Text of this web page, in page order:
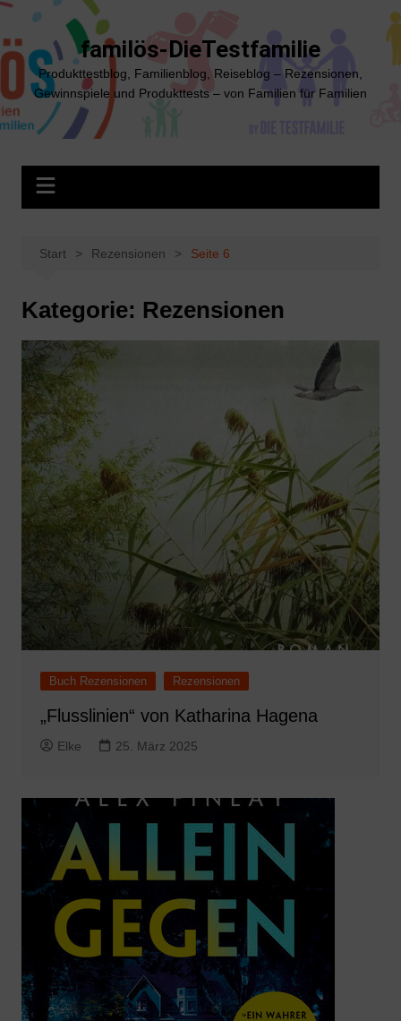
Zum
springen
familös-DieTestfamilie
Produkttestblog, Familienblog, Reiseblog – Rezensionen,
Gewinnspiele und Produkttests – von Familien für Familien
Start Rezensionen Seite 6
Kategorie: Rezensionen
Buch Rezensionen Rezensionen
„Flusslinien“ von Katharina Hagena
Elke 25. März 2025